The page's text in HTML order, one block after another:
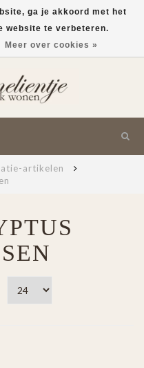
artikelen
ga je akkoord met het
website te verbeteren.
Meer over cookies »